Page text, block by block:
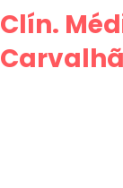
Clín.